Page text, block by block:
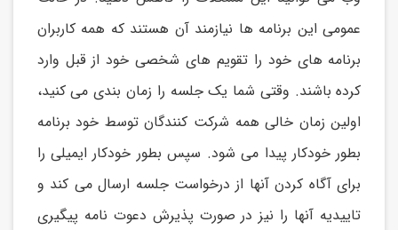
عمومی اين برنامه ها نیازمند آن هستند که همه کاربران
برنامه های خود را تقويم های شخصی خود از قبل وارد
کرده باشند. وقتی شما يک جلسه را زمان بندی می کنید،
اولین زمان خالی همه شرکت کنندگان توسط خود برنامه
بطور خودکار پیدا می شود. سپس بطور خودکار ايمیلی را
برای آگاه کردن آنها از درخواست جلسه ارسال می کند و
تايیديه آنها را نیز در صورت پذيرش دعوت نامه پیگیری